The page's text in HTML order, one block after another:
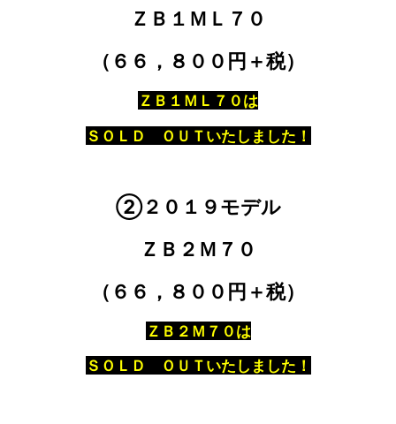
ＺＢ１ＭＬ７０
（６６，８００円＋税）
ＺＢ１ＭＬ７０は
ＳＯＬＤ ＯＵＴいたしました！
②２０１９モデル
ＺＢ２Ｍ７０
（６６，８００円＋税）
ＺＢ２Ｍ７０は
ＳＯＬＤ ＯＵＴいたしました！